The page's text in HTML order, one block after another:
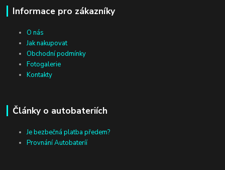
Informace pro zákazníky
O nás
Jak nakupovat
Obchodní podmínky
Fotogalerie
Kontakty
Články o autobateriích
Je bezbečná platba předem?
Provnání Autobateríí